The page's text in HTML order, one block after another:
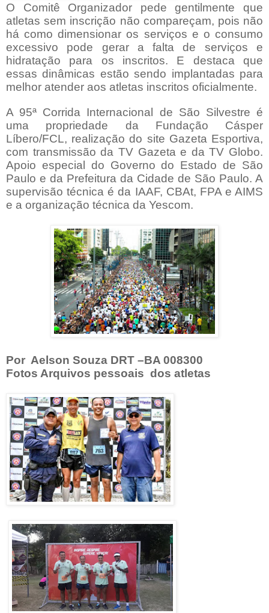
O Comitê Organizador pede gentilmente que
atletas sem inscrição não compareçam, pois não
há como dimensionar os serviços e o consumo
excessivo pode gerar a falta de serviços e
hidratação para os inscritos. E destaca que
essas dinâmicas estão sendo implantadas para
melhor atender aos atletas inscritos oficialmente.
A 95ª Corrida Internacional de São Silvestre é
uma propriedade da Fundação Cásper
Líbero/FCL, realização do site Gazeta Esportiva,
com transmissão da TV Gazeta e da TV Globo.
Apoio especial do Governo do Estado de São
Paulo e da Prefeitura da Cidade de São Paulo. A
supervisão técnica é da IAAF, CBAt, FPA e AIMS
e a organização técnica da Yescom.
Por Aelson Souza DRT –BA 008300
Fotos Arquivos pessoais dos atletas